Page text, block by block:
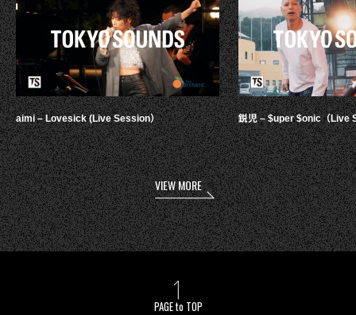
aimi – Lovesick (Live Session） 鋭児 – $uper $onic（Live
VIEW MORE
PAGE to TOP